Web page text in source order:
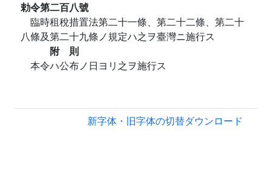
勅令第二百八號
臨時租稅措置法第二十一條、第二十二條、第二十
八條及第二十九條ノ規定ハ之ヲ臺灣ニ施行ス
附 則
本令ハ公布ノ日ヨリ之ヲ施行ス
新字体・旧字体の切替ダウンロード